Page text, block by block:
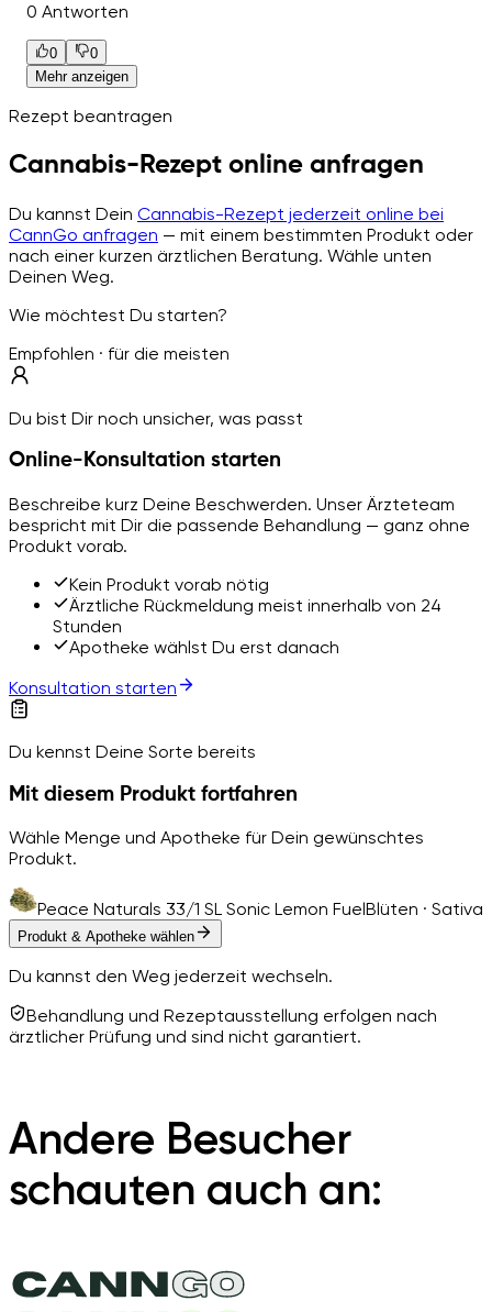
0 Antworten
0
0
Mehr anzeigen
Rezept beantragen
Cannabis-Rezept online anfragen
Du kannst Dein Cannabis-Rezept jederzeit online bei
CannGo anfragen — mit einem bestimmten Produkt oder
nach einer kurzen ärztlichen Beratung. Wähle unten
Deinen Weg.
Wie möchtest Du starten?
Empfohlen · für die meisten
Du bist Dir noch unsicher, was passt
Online-Konsultation starten
Beschreibe kurz Deine Beschwerden. Unser Ärzteteam
bespricht mit Dir die passende Behandlung — ganz ohne
Produkt vorab.
Kein Produkt vorab nötig
Ärztliche Rückmeldung meist innerhalb von 24
Stunden
Apotheke wählst Du erst danach
Konsultation starten
Du kennst Deine Sorte bereits
Mit diesem Produkt fortfahren
Wähle Menge und Apotheke für Dein gewünschtes
Produkt.
Peace Naturals 33/1 SL Sonic Lemon FuelBlüten · Sativa
Produkt & Apotheke wählen
Du kannst den Weg jederzeit wechseln.
Behandlung und Rezeptausstellung erfolgen nach
ärztlicher Prüfung und sind nicht garantiert.
Andere Besucher
schauten auch an: